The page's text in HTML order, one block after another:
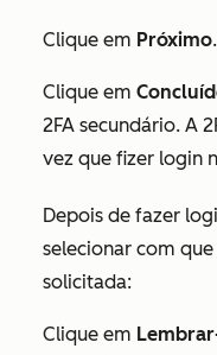
Clique em Próximo.
Clique em
2FA secundário. A
vez que fizer login
Depois de fazer
selecionar com
solicitada:
Clique em